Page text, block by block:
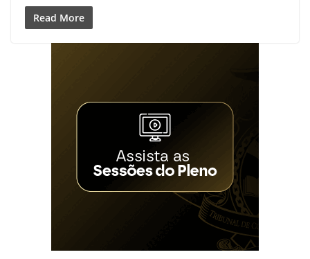
Read More